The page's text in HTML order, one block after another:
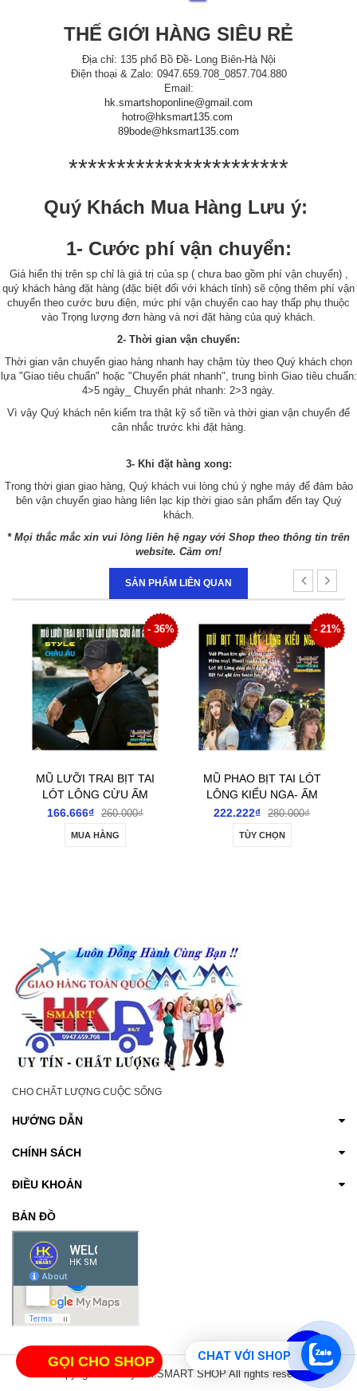
THẾ GIỚI HÀNG SIÊU RẺ
Địa chỉ: 135 phố Bồ Đề- Long Biên-Hà Nội
Điện thoại & Zalo: 0947.659.708_0857.704.880
Email:
hk.smartshoponline@gmail.com
hotro@hksmart135.com
89bode@hksmart135.com
***********************
Quý Khách Mua Hàng Lưu ý:
1- Cước phí vận chuyển:
Giá hiển thị trên sp chỉ là giá trị của sp ( chưa bao gồm phí vận chuyển) ,
quý khách hàng đặt hàng (đặc biệt đối với khách tỉnh) sẽ cộng thêm phí vận
chuyển theo cước bưu điện, mức phí vận chuyển cao hay thấp phụ thuộc
vào Trọng lượng đơn hàng và nơi đặt hàng của quý khách.
2- Thời gian vận chuyển:
Thời gian vận chuyển giao hàng nhanh hay chậm tùy theo Quý khách chọn
lựa "Giao tiêu chuẩn" hoặc "Chuyển phát nhanh", trung bình Giao tiêu chuẩn:
4>5 ngày_ Chuyển phát nhanh: 2>3 ngày.
Vì vậy Quý khách nên kiểm tra thật kỹ số tiền và thời gian vận chuyển để
cân nhắc trước khi đặt hàng.
3- Khi đặt hàng xong:
Trong thời gian giao hàng, Quý khách vui lòng chú ý nghe máy để đảm bảo
bên vận chuyển giao hàng liên lạc kịp thời giao sản phẩm đến tay Quý
khách.
* Mọi thắc mắc xin vui lòng liên hệ ngay với Shop theo thông tin trên
website. Cảm ơn!
SẢN PHẨM LIÊN QUAN
- 36%
MŨ LƯỠI TRAI BỊT TAI
LÓT LÔNG CỪU ẤM
ÁP PHONG CÁCH
166.666₫ 260.000₫
MUA HÀNG
- 21%
MŨ PHAO BỊT TAI LÓT
LÔNG KIỂU NGA- ẤM
ÁP; SÀNH ĐIỆU; THỜI
222.222₫ 280.000₫
TÙY CHỌN
CHO CHẤT LƯỢNG CUỘC SỐNG
HƯỚNG DẪN
CHÍNH SÁCH
ĐIỀU KHOẢN
BẢN ĐỒ
© Copyright 2017 by HK.SMART SHOP All rights reserved.
CHAT VỚI SHOP
GỌI CHO SHOP